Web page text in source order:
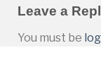
Leave a
You must be